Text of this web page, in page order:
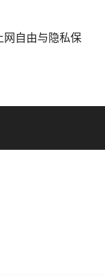
网自由与隐私保